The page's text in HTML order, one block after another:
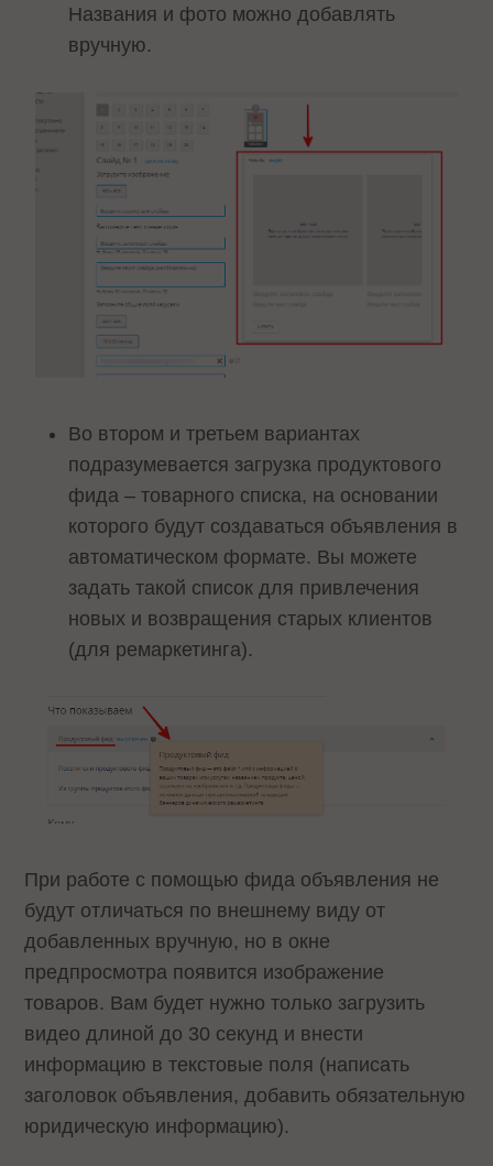
Названия и фото можно добавлять
вручную.
Во втором и третьем вариантах
подразумевается загрузка продуктового
фида – товарного списка, на основании
которого будут создаваться объявления в
автоматическом формате. Вы можете
задать такой список для привлечения
новых и возвращения старых клиентов
(для ремаркетинга).
При работе с помощью фида объявления не
будут отличаться по внешнему виду от
добавленных вручную, но в окне
предпросмотра появится изображение
товаров. Вам будет нужно только загрузить
видео длиной до 30 секунд и внести
информацию в текстовые поля (написать
заголовок объявления, добавить обязательную
юридическую информацию).